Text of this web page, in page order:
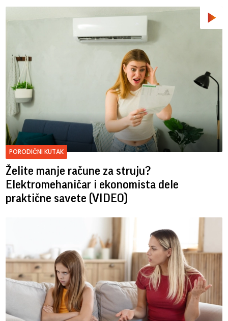
PORODIČNI KUTAK
Želite manje račune za struju?
Elektromehaničar i ekonomista dele
praktične savete (VIDEO)